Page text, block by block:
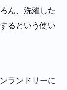
ん、洗濯した
るという使い
ランドリーに